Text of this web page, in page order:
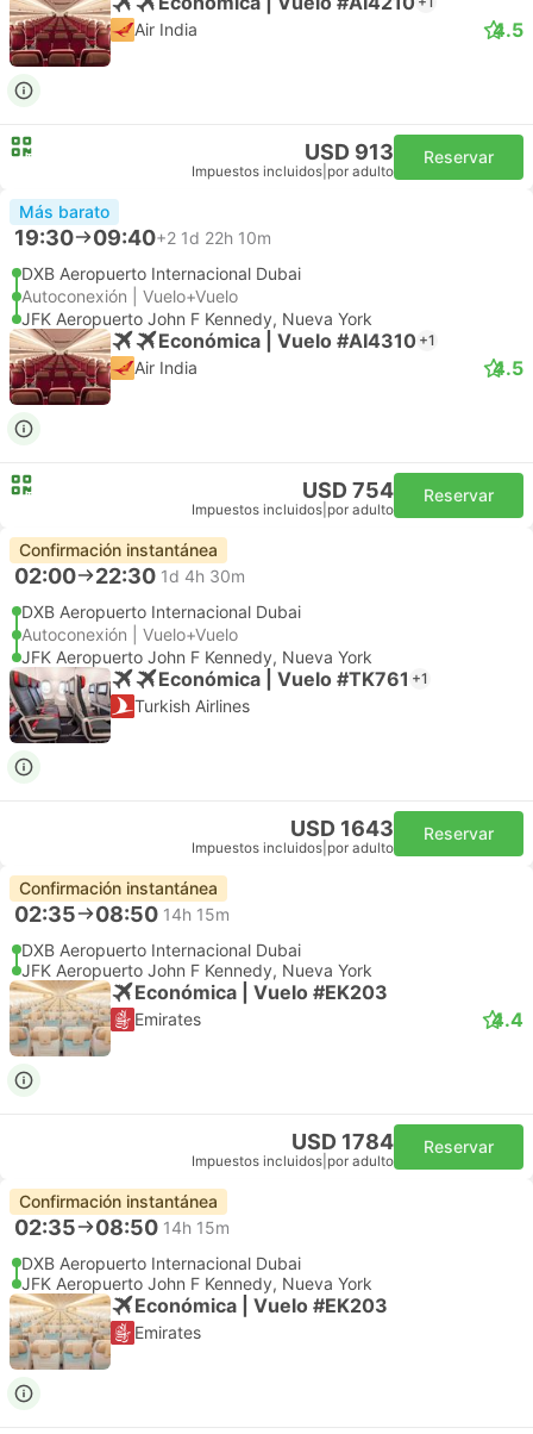
Air India 4.5
USD 913
Impuestos incluidos por adulto
Reservar
Más barato
19:30 09:40+2 1d 22h 10m
DXB Aeropuerto Internacional Dubai
Autoconexión | Vuelo+Vuelo
JFK Aeropuerto John F Kennedy, Nueva York
Económica | Vuelo #AI4310 +1
Air India 4.5
USD 754
Impuestos incluidos por adulto
Reservar
Confirmación instantánea
02:00 22:30 1d 4h 30m
DXB Aeropuerto Internacional Dubai
Autoconexión | Vuelo+Vuelo
JFK Aeropuerto John F Kennedy, Nueva York
Económica | Vuelo #TK761 +1
Turkish Airlines
USD 1643
Impuestos incluidos por adulto
Reservar
Confirmación instantánea
02:35 08:50 14h 15m
DXB Aeropuerto Internacional Dubai
JFK Aeropuerto John F Kennedy, Nueva York
Económica | Vuelo #EK203
Emirates 4.4
USD 1784
Impuestos incluidos por adulto
Reservar
Confirmación instantánea
02:35 08:50 14h 15m
DXB Aeropuerto Internacional Dubai
JFK Aeropuerto John F Kennedy, Nueva York
Económica | Vuelo #EK203
Emirates